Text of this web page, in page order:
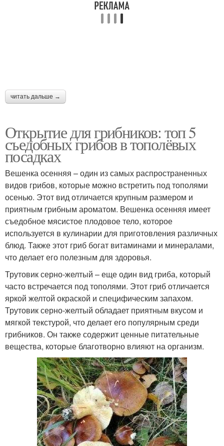
читать дальше →
Открытие для грибников: топ 5
съедобных грибов в тополёвых
посадках
Вешенка осенняя – один из самых распространенных
видов грибов, которые можно встретить под тополями
осенью. Этот вид отличается крупным размером и
приятным грибным ароматом. Вешенка осенняя имеет
съедобное мясистое плодовое тело, которое
используется в кулинарии для приготовления различных
блюд. Также этот гриб богат витаминами и минералами,
что делает его полезным для здоровья.
Трутовик серно-желтый – еще один вид гриба, который
часто встречается под тополями. Этот гриб отличается
яркой желтой окраской и специфическим запахом.
Трутовик серно-желтый обладает приятным вкусом и
мягкой текстурой, что делает его популярным среди
грибников. Он также содержит ценные питательные
вещества, которые благотворно влияют на организм.